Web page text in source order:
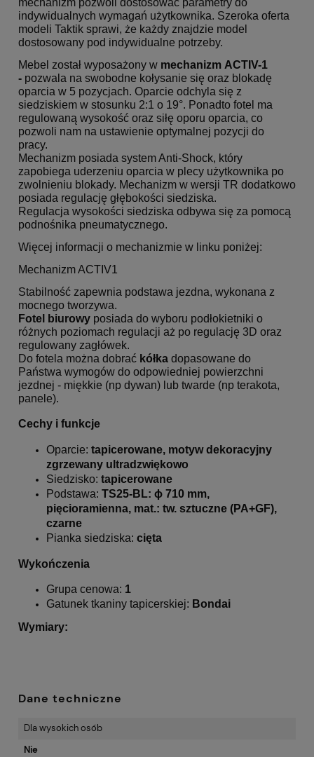
mechanizm pozwoli dostosować parametry do
indywidualnych wymagań użytkownika. Szeroka oferta
modeli Taktik sprawi, że każdy znajdzie model
dostosowany pod indywidualne potrzeby.
Mebel został wyposażony w mechanizm ACTIV-1
- pozwala na swobodne kołysanie się oraz blokadę
oparcia w 5 pozycjach. Oparcie odchyla się z
siedziskiem w stosunku 2:1 o 19°. Ponadto fotel ma
regulowaną wysokość oraz siłę oporu oparcia, co
pozwoli nam na ustawienie optymalnej pozycji do
pracy.
Mechanizm posiada system Anti-Shock, który
zapobiega uderzeniu oparcia w plecy użytkownika po
zwolnieniu blokady. Mechanizm w wersji TR dodatkowo
posiada regulację głębokości siedziska.
Regulacja wysokości siedziska odbywa się za pomocą
podnośnika pneumatycznego.
Więcej informacji o mechanizmie w linku poniżej:
Mechanizm ACTIV1
Stabilność zapewnia podstawa jezdna, wykonana z
mocnego tworzywa.
Fotel biurowy posiada do wyboru podłokietniki o
różnych poziomach regulacji aż po regulację 3D oraz
regulowany zagłówek.
Do fotela można dobrać kółka dopasowane do
Państwa wymogów do odpowiedniej powierzchni
jezdnej - miękkie (np dywan) lub twarde (np terakota,
panele).
Cechy i funkcje
Oparcie: tapicerowane, motyw dekoracyjny
zgrzewany ultradzwiękowo
Siedzisko: tapicerowane
Podstawa: TS25-BL: ϕ 710 mm,
pięcioramienna, mat.: tw. sztuczne (PA+GF),
czarne
Pianka siedziska: cięta
Wykończenia
Grupa cenowa: 1
Gatunek tkaniny tapicerskiej: Bondai
Wymiary:
Dane techniczne
Dla wysokich osób
Nie